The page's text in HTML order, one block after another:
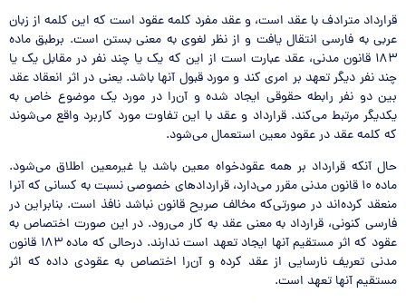
قرارداد مترادف با عقد است، و عقد مفرد کلمه عقود است که این کلمه از زبان
عربی به فارسی انتقال یافت و از نظر لغوی به معنی بستن است. برطبق ماده
۱۸۳ قانون مدنی، عقد عبارت است از این که یک یا چند نفر در مقابل یک یا
چند نفر دیگر تعهد بر امری کند و مورد قبول آنها باشد. یعنی در اثر انعقاد عقد
بین دو نفر رابطه حقوقی ایجاد شده و آن‌را در مورد یک موضوع خاص به
یکدیگر مرتبط می‌کند. قرارداد و عقد با این تفاوت مورد کاربرد واقع می‌شوند
که کلمه عقد در عقود معین استعمال می‌شود.
حال آنکه قرارداد بر همه عقودخواه معین باشد یا غیرمعین اطلاق می‌شود.
ماده ۱۰ قانون مدنی مقرر می‌دارد، قراردادهای خصوصی نسبت به کسانی که آنرا
منعقد کرده‌اند در صورتی‌که مخالف صریح قانون نباشد نافذ است. بنابراین در
فارسی کنونی، قرارداد به معنی عقد به کار می‌رود. در این صورت اختصاص به
عقود که اثر مستقیم آنها ایجاد تعهد است ندارند. درحالی که ماده ۱۸۳ قانون
مدنی تعریف نارسایی از عقد کرده و آن‌را اختصاص به عقودی داده که اثر
مستقیم آنها تعهد است.